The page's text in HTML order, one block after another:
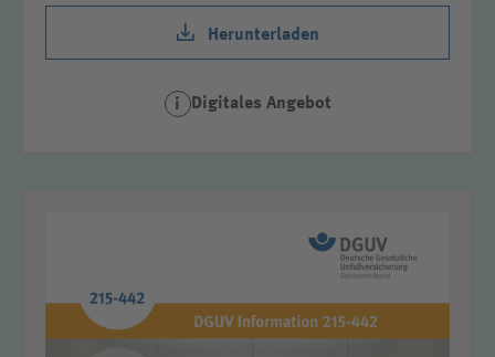
Herunterladen
i Digitales Angebot